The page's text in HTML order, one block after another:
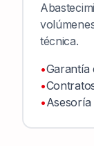
técnica.
•Garantía
•
•Asesoría